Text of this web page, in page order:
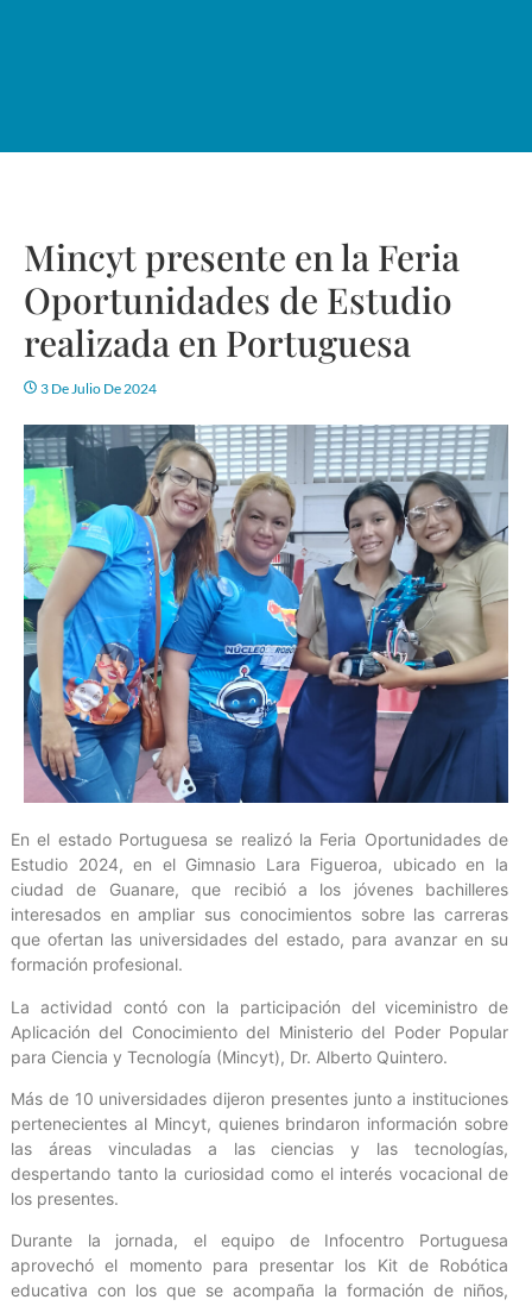
Mincyt presente en la Feria
Oportunidades de Estudio
realizada en Portuguesa
3 De Julio De 2024
En el estado Portuguesa se realizó la Feria Oportunidades de
Estudio 2024, en el Gimnasio Lara Figueroa, ubicado en la
ciudad de Guanare, que recibió a los jóvenes bachilleres
interesados en ampliar sus conocimientos sobre las carreras
que ofertan las universidades del estado, para avanzar en su
formación profesional.
La actividad contó con la participación del viceministro de
Aplicación del Conocimiento del Ministerio del Poder Popular
para Ciencia y Tecnología (Mincyt), Dr. Alberto Quintero.
Más de 10 universidades dijeron presentes junto a instituciones
pertenecientes al Mincyt, quienes brindaron información sobre
las áreas vinculadas a las ciencias y las tecnologías,
despertando tanto la curiosidad como el interés vocacional de
los presentes.
Durante la jornada, el equipo de Infocentro Portuguesa
aprovechó el momento para presentar los Kit de Robótica
educativa con los que se acompaña la formación de niños,